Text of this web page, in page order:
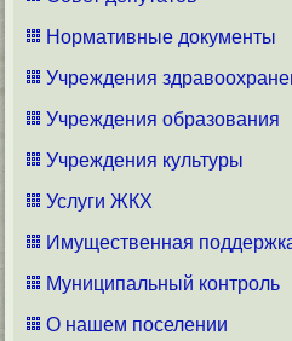
Нормативные документы
Учреждения
Учреждения образования
Учреждения культуры
Услуги ЖКХ
Имущественная
Муниципальный контроль
О нашем поселении